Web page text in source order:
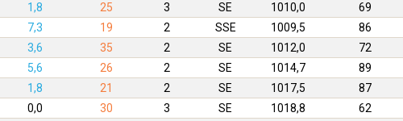
1,8 25 3 SE 1010,0 69
7,3 19 2 SSE 1009,5 86
3,6 35 2 SE 1012,0 72
5,6 26 2 SE 1014,7 89
1,8 21 2 SE 1017,5 87
0,0 30 3 SE 1018,8 62